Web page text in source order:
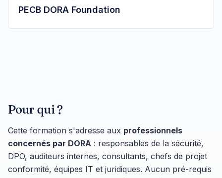
PECB DORA Foundation
Pour qui ?
Cette formation s'adresse aux professionnels
concernés par DORA : responsables de la sécurité,
DPO, auditeurs internes, consultants, chefs de projet
conformité, équipes IT et juridiques. Aucun pré-requis